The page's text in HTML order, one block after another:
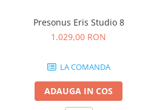
Presonus Eris Studio 8
1.029,00 RON
LA COMANDA
ADAUGA IN COS